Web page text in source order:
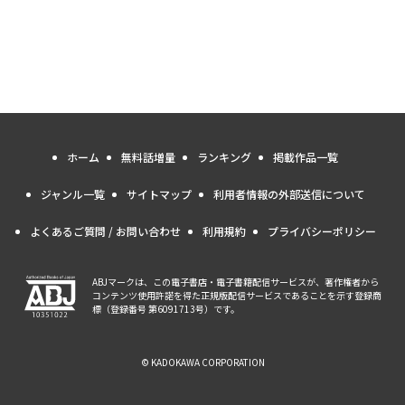
ホーム 無料話増量 ランキング 掲載作品一覧
ジャンル一覧 サイトマップ 利用者情報の外部送信について
よくあるご質問 / お問い合わせ 利用規約 プライバシーポリシー
ABJマークは、この電子書店・電子書籍配信サービスが、著作権者から
コンテンツ使用許諾を得た正規版配信サービスであることを示す登録商
標（登録番号 第6091713号）です。
© KADOKAWA CORPORATION